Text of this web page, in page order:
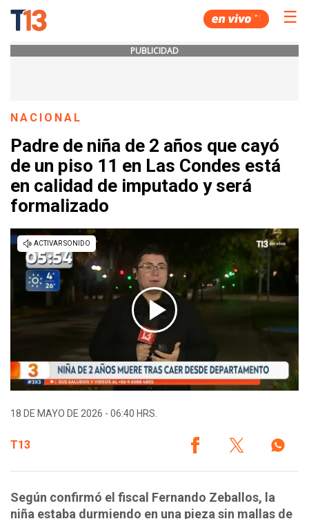
☰
PUBLICIDAD
NACIONAL
Padre de niña de 2 años que cayó
de un piso 11 en Las Condes está
en calidad de imputado y será
formalizado
18 DE MAYO DE 2026 - 06:40 HRS.
T13
Según confirmó el fiscal Fernando Zeballos, la
niña estaba durmiendo en una pieza sin mallas de